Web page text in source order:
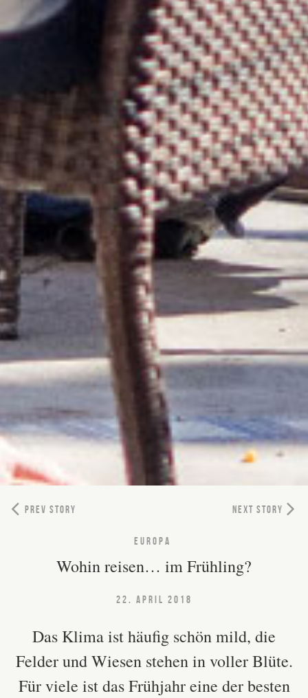
PREV STORY NEXT STORY
EUROPA
Wohin reisen… im Frühling?
22. APRIL 2018
Das Klima ist häufig schön mild, die
Felder und Wiesen stehen in voller Blüte.
Für viele ist das Frühjahr eine der besten